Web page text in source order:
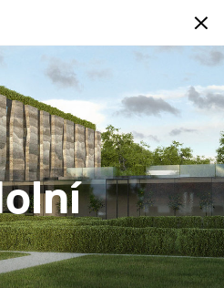
novostavba
menší více